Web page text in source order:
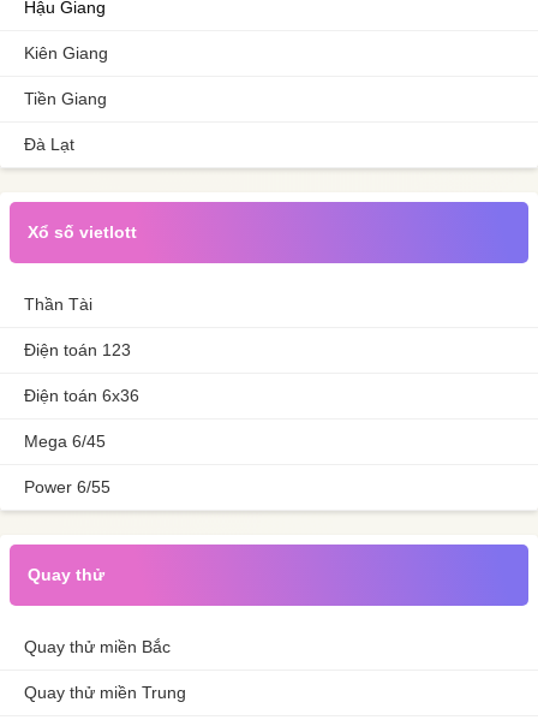
Hậu Giang
Kiên Giang
Tiền Giang
Đà Lạt
Xổ số vietlott
Thần Tài
Điện toán 123
Điện toán 6x36
Mega 6/45
Power 6/55
Quay thử
Quay thử miền Bắc
Quay thử miền Trung